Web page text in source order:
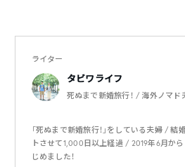
ライター
タビワライフ
死ぬまで新婚旅行！ / 海外ノマド
「死ぬまで新婚旅行！」をしている夫婦 /
トさせて1,000日以上経過 / 2019年6月か
じめました！